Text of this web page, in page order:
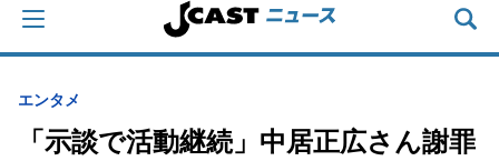
エンタメ
「示談で活動継続」中居正広さん謝罪